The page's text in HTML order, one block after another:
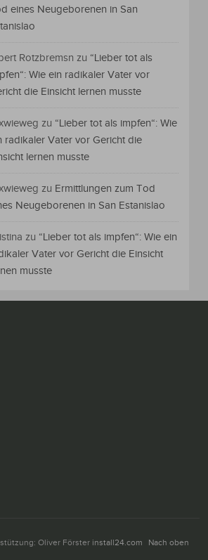
eines Neugeborenen in San
Rotzbremsn zu “Lieber tot als
Wie ein radikaler Vater vor
die Einsicht lernen musste
zu “Lieber tot als impfen“: Wie
radikaler Vater vor Gericht die
lernen musste
zu Ermittlungen zum Tod
Neugeborenen in San Estanislao
zu “Lieber tot als impfen“: Wie ein
Vater vor Gericht die Einsicht
musste
Oliver Förster install24.com Nach oben